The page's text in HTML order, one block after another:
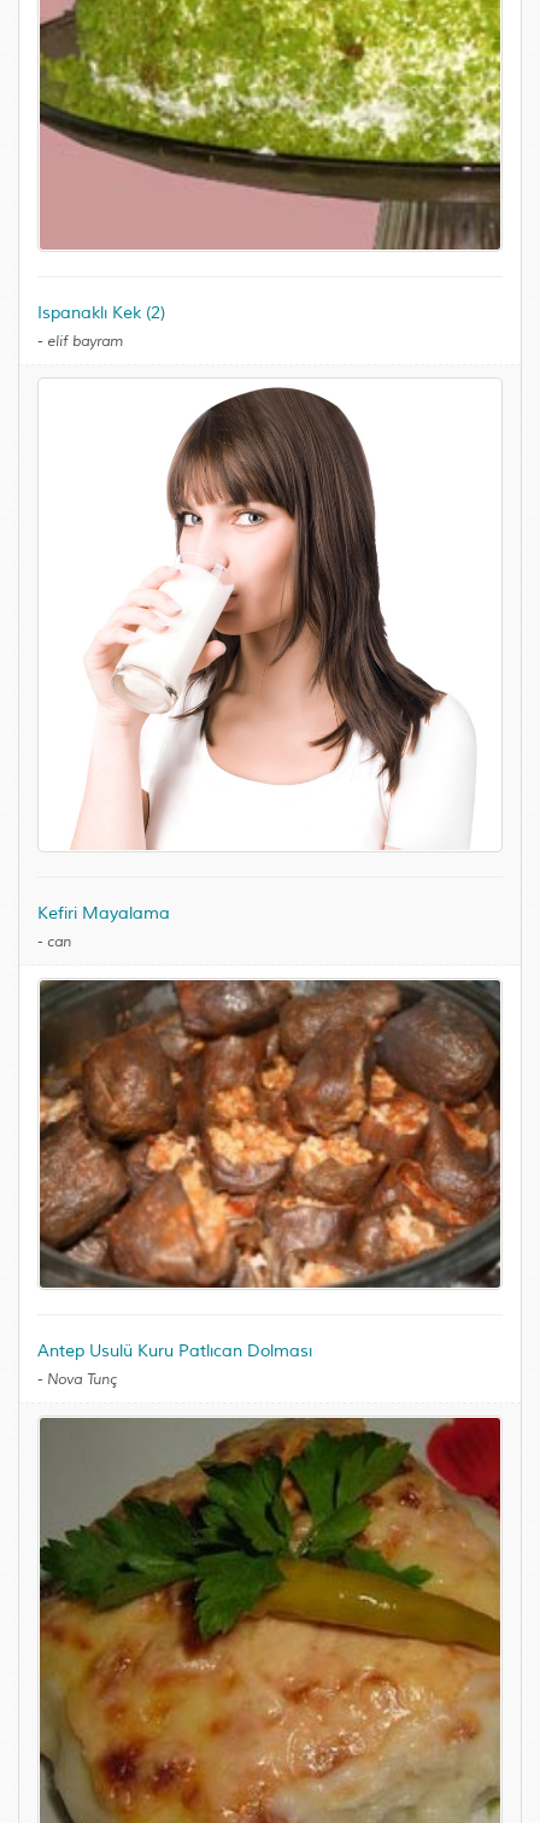
Ispanaklı Kek (2)
- elif bayram
Kefiri Mayalama
- can
Antep Usulü Kuru Patlıcan Dolması
- Nova Tunç